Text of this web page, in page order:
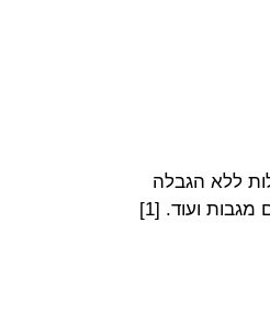
ללא הגבלה
ועוד. [1]